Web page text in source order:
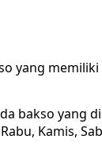
yang memiliki
bakso yang
Kamis,